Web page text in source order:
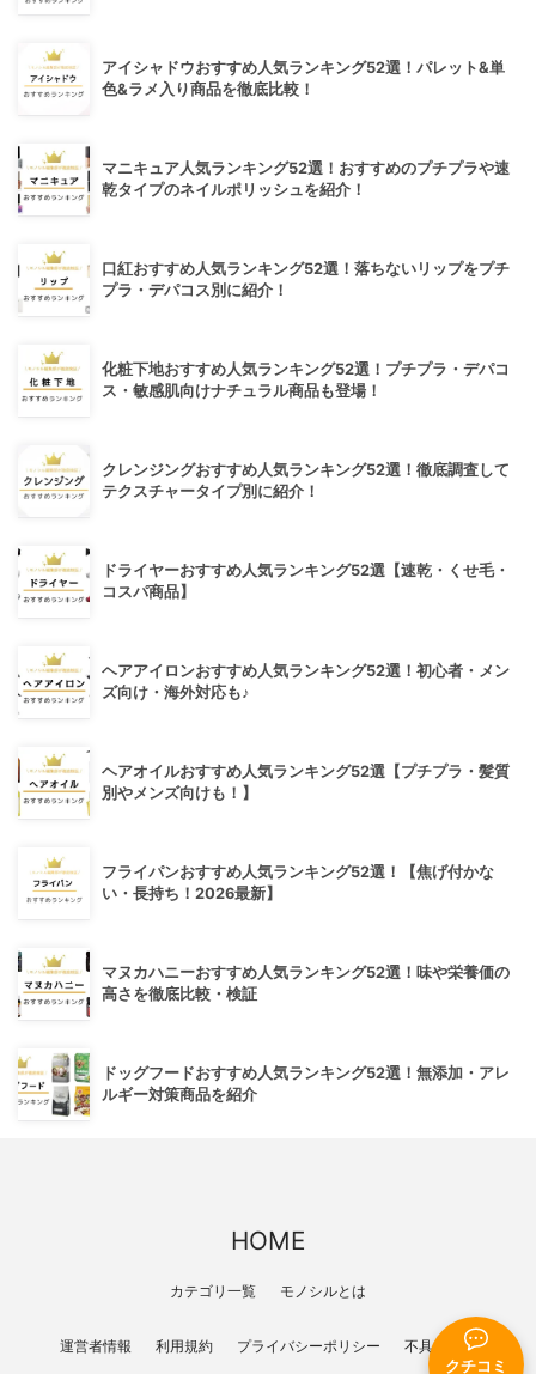
クチコミ
アイシャドウおすすめ人気ランキング52選！パレット&単
色&ラメ入り商品を徹底比較！
マニキュア人気ランキング52選！おすすめのプチプラや速
乾タイプのネイルポリッシュを紹介！
口紅おすすめ人気ランキング52選！落ちないリップをプチ
プラ・デパコス別に紹介！
化粧下地おすすめ人気ランキング52選！プチプラ・デパコ
ス・敏感肌向けナチュラル商品も登場！
クレンジングおすすめ人気ランキング52選！徹底調査して
テクスチャータイプ別に紹介！
ドライヤーおすすめ人気ランキング52選【速乾・くせ毛・
コスパ商品】
ヘアアイロンおすすめ人気ランキング52選！初心者・メン
ズ向け・海外対応も♪
ヘアオイルおすすめ人気ランキング52選【プチプラ・髪質
別やメンズ向けも！】
フライパンおすすめ人気ランキング52選！【焦げ付かな
い・長持ち！2026最新】
マヌカハニーおすすめ人気ランキング52選！味や栄養価の
高さを徹底比較・検証
ドッグフードおすすめ人気ランキング52選！無添加・アレ
ルギー対策商品を紹介
HOME
カテゴリ一覧 モノシルとは
運営者情報 利用規約 プライバシーポリシー 不具合報告